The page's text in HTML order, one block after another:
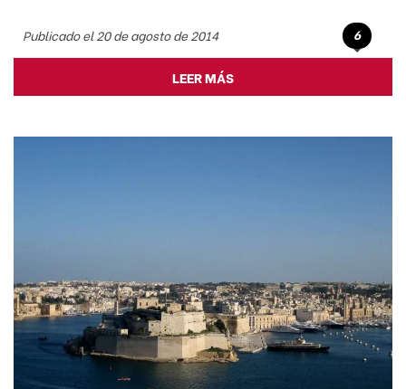
Publicado el 20 de agosto de 2014 6
LEER MÁS